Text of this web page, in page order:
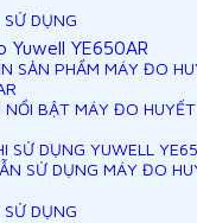
DỤNG
YE650AR
SẢN PHẨM MÁY ĐO
BẬT MÁY ĐO HUYẾT
SỬ DỤNG YUWELL
SỬ DỤNG MÁY ĐO
DỤNG